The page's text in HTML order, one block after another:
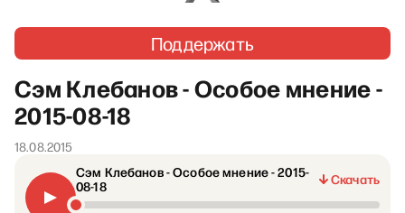
Поддержать
Сэм Клебанов - Особое мнение -
2015-08-18
18.08.2015
Сэм Клебанов - Особое мнение - 2015-
08-18
Скачать